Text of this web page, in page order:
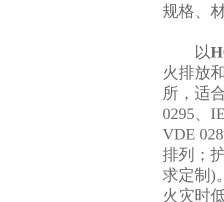
规格、
以
火排放
所，适
0295、
VDE
排列；
求定制)
火灾时